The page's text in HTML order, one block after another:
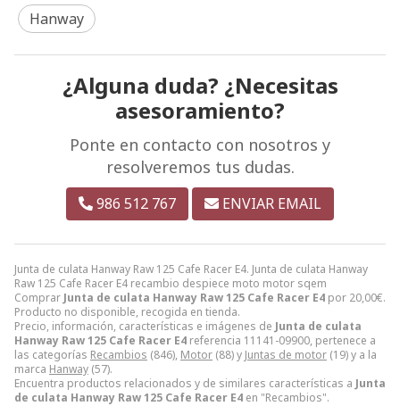
Junta de culata Hanway Raw 125 Cafe Racer E4. Junta de culata Hanway
Raw 125 Cafe Racer E4 recambio despiece moto motor sqem
Comprar Junta de culata Hanway Raw 125 Cafe Racer E4 por 20,00€.
Producto no disponible, recogida en tienda.
Precio, información, características e imágenes de Junta de culata
Hanway Raw 125 Cafe Racer E4 referencia 11141-09900, pertenece a
las categorías Recambios (846), Motor (88) y Juntas de motor (19) y a la
marca Hanway (57).
Encuentra productos relacionados y de similares características a Junta
de culata Hanway Raw 125 Cafe Racer E4 en "Recambios".
Hanway
¿Alguna duda? ¿Necesitas
asesoramiento?
Ponte en contacto con nosotros y
resolveremos tus dudas.
986 512 767 ENVIAR EMAIL